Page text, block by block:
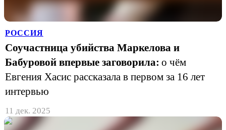
РОССИЯ
Соучастница убийства Маркелова и
Бабуровой впервые заговорила: о чём
Евгения Хасис рассказала в первом за 16 лет
интервью
11 дек. 2025